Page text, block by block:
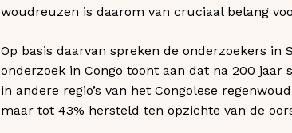
woudreuzen is daarom van cruciaal belang
Op basis daarvan spreken de onderzoekers in
onderzoek in Congo toont aan dat na 200 jaar
in andere regio’s van het Congolese
maar tot 43% hersteld ten opzichte van de